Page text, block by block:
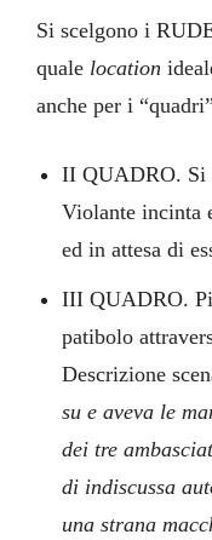
Si scelgono i
quale location
anche per i
II QUADRO. Si
Violante incinta
ed in attesa di
III QUADRO.
patibolo
Descrizione
su e aveva le
dei tre
di indiscussa
una strana